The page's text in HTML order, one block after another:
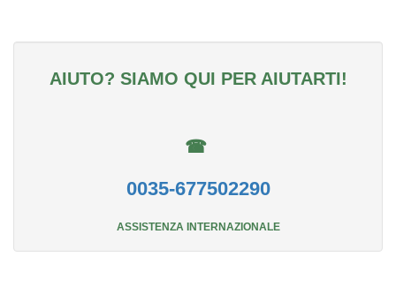
AIUTO? SIAMO QUI PER AIUTARTI!
☎
0035-677502290
ASSISTENZA INTERNAZIONALE